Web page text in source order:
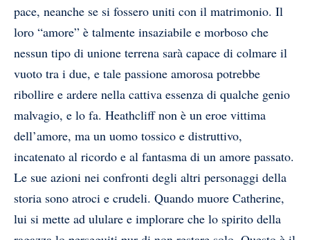
pace, neanche se si fossero uniti con il matrimonio. Il
loro “amore” è talmente insaziabile e morboso che
nessun tipo di unione terrena sarà capace di colmare il
vuoto tra i due, e tale passione amorosa potrebbe
ribollire e ardere nella cattiva essenza di qualche genio
malvagio, e lo fa. Heathcliff non è un eroe vittima
dell’amore, ma un uomo tossico e distruttivo,
incatenato al ricordo e al fantasma di un amore passato.
Le sue azioni nei confronti degli altri personaggi della
storia sono atroci e crudeli. Quando muore Catherine,
lui si mette ad ululare e implorare che lo spirito della